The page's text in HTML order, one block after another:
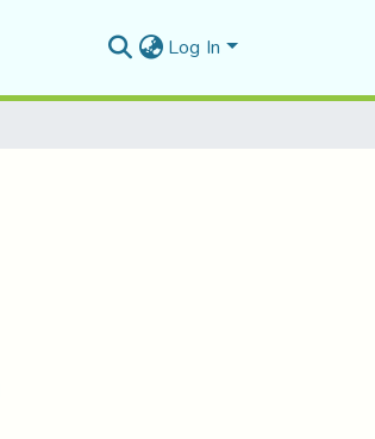
Log In